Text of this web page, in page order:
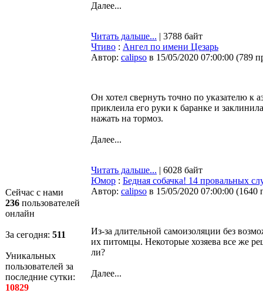
Сейчас с нами
236 пользователей
онлайн
За сегодня: 511
Уникальных
пользователей за
последние сутки:
10829
Далее...
Читать дальше... | 3788 байт
Чтиво : Ангел по имени Цезарь
Автор: calipso в 15/05/2020 07:00:00 (789
Он хотел свернуть точно по указателю к
приклеила его руки к баранке и
нажать на тормоз.
Далее...
Читать дальше... | 6028 байт
Юмор : Бедная собачка! 14 провальных
Автор: calipso в 15/05/2020 07:00:00 (1640
Из-за длительной самоизоляции без
их питомцы. Некоторые хозяева все же
ли?
Далее...